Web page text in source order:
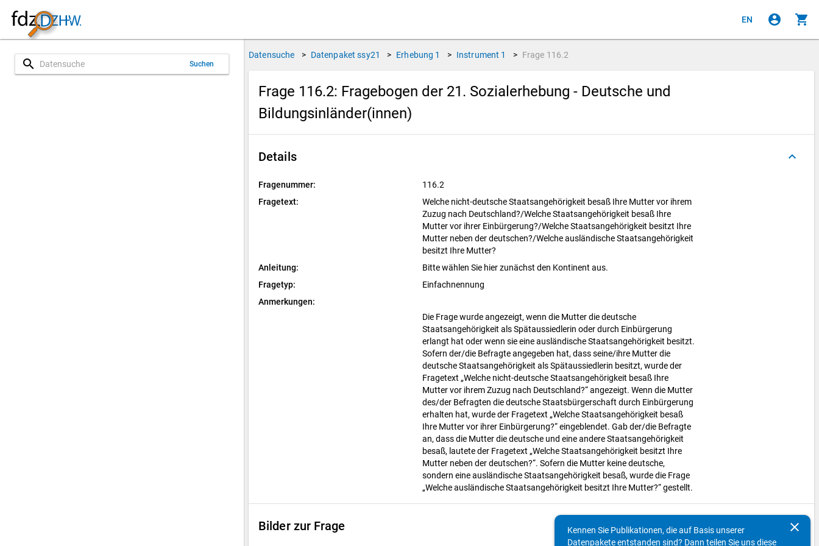
EN account_circle shopping_cart
search Suchen
Datensuche > Datenpaket ssy21 > Erhebung 1 > Instrument 1 > Frage 116.2
Frage 116.2: Fragebogen der 21. Sozialerhebung - Deutsche und
Bildungsinländer(innen)
Details keyboard_arrow_up
Fragenummer:
116.2
Fragetext:
Welche nicht-deutsche Staatsangehörigkeit besaß Ihre Mutter vor ihrem
Zuzug nach Deutschland?/Welche Staatsangehörigkeit besaß Ihre
Mutter vor ihrer Einbürgerung?/Welche Staatsangehörigkeit besitzt Ihre
Mutter neben der deutschen?/Welche ausländische Staatsangehörigkeit
besitzt Ihre Mutter?
Anleitung:
Bitte wählen Sie hier zunächst den Kontinent aus.
Fragetyp:
Einfachnennung
Anmerkungen:
Die Frage wurde angezeigt, wenn die Mutter die deutsche
Staatsangehörigkeit als Spätaussiedlerin oder durch Einbürgerung
erlangt hat oder wenn sie eine ausländische Staatsangehörigkeit besitzt.
Sofern der/die Befragte angegeben hat, dass seine/ihre Mutter die
deutsche Staatsangehörigkeit als Spätaussiedlerin besitzt, wurde der
Fragetext „Welche nicht-deutsche Staatsangehörigkeit besaß Ihre
Mutter vor ihrem Zuzug nach Deutschland?“ angezeigt. Wenn die Mutter
des/der Befragten die deutsche Staatsbürgerschaft durch Einbürgerung
erhalten hat, wurde der Fragetext „Welche Staatsangehörigkeit besaß
Ihre Mutter vor ihrer Einbürgerung?“ eingeblendet. Gab der/die Befragte
an, dass die Mutter die deutsche und eine andere Staatsangehörigkeit
besaß, lautete der Fragetext „Welche Staatsangehörigkeit besitzt Ihre
Mutter neben der deutschen?“. Sofern die Mutter keine deutsche,
sondern eine ausländische Staatsangehörigkeit besaß, wurde die Frage
„Welche ausländische Staatsangehörigkeit besitzt Ihre Mutter?“ gestellt.
Bilder zur Frage keyboard_arrow_up
clear
Kennen Sie Publikationen, die auf Basis unserer
Datenpakete entstanden sind? Dann teilen Sie uns diese